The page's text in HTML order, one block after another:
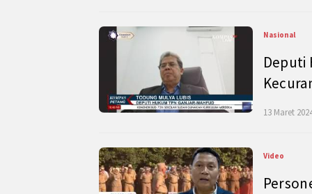
Nasional
Deputi
13 Maret
Video